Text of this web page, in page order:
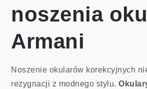
noszenia
Armani
Noszenie okularów korekcyjnych
rezygnacji z modnego stylu.